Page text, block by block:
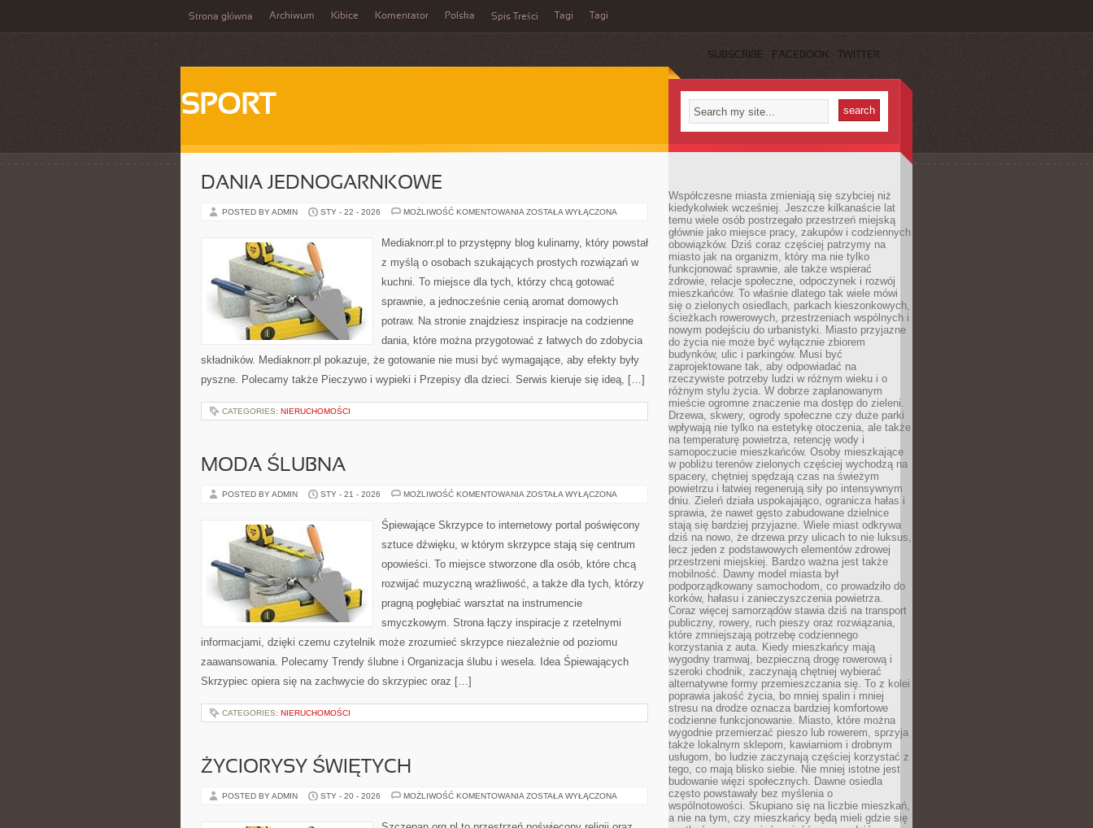
Strona główna Archiwum Kibice Komentator Polska Spis Treści Tagi Tagi
SUBSCRIBE FACEBOOK TWITTER
SPORT
DANIA JEDNOGARNKOWE
POSTED BY ADMIN STY - 22 - 2026 MOŻLIWOŚĆ KOMENTOWANIA DANIA
ZOSTAŁA WYŁĄCZONA
Mediaknorr.pl to przystępny blog kulinarny, który powstał
z myślą o osobach szukających prostych rozwiązań w
kuchni. To miejsce dla tych, którzy chcą gotować
sprawnie, a jednocześnie cenią aromat domowych
potraw. Na stronie znajdziesz inspiracje na codzienne
dania, które można przygotować z łatwych do zdobycia
składników. Mediaknorr.pl pokazuje, że gotowanie nie musi być wymagające, aby efekty były
pyszne. Polecamy także Pieczywo i wypieki i Przepisy dla dzieci. Serwis kieruje się ideą, […]
CATEGORIES: NIERUCHOMOŚCI
MODA ŚLUBNA
POSTED BY ADMIN STY - 21 - 2026 MOŻLIWOŚĆ KOMENTOWANIA MODA
ZOSTAŁA WYŁĄCZONA
Śpiewające Skrzypce to internetowy portal poświęcony
sztuce dźwięku, w którym skrzypce stają się centrum
opowieści. To miejsce stworzone dla osób, które chcą
rozwijać muzyczną wrażliwość, a także dla tych, którzy
pragną pogłębiać warsztat na instrumencie
smyczkowym. Strona łączy inspiracje z rzetelnymi
informacjami, dzięki czemu czytelnik może zrozumieć skrzypce niezależnie od poziomu
zaawansowania. Polecamy Trendy ślubne i Organizacja ślubu i wesela. Idea Śpiewających
Skrzypiec opiera się na zachwycie do skrzypiec oraz […]
CATEGORIES: NIERUCHOMOŚCI
ŻYCIORYSY ŚWIĘTYCH
POSTED BY ADMIN STY - 20 - 2026 MOŻLIWOŚĆ KOMENTOWANIA ŻYCIORYSY
ZOSTAŁA WYŁĄCZONA
Współczesne miasta zmieniają się szybciej niż
kiedykolwiek wcześniej. Jeszcze kilkanaście lat
temu wiele osób postrzegało przestrzeń miejską
głównie jako miejsce pracy, zakupów i codziennych
obowiązków. Dziś coraz częściej patrzymy na
miasto jak na organizm, który ma nie tylko
funkcjonować sprawnie, ale także wspierać
zdrowie, relacje społeczne, odpoczynek i rozwój
mieszkańców. To właśnie dlatego tak wiele mówi
się o zielonych osiedlach, parkach kieszonkowych,
ścieżkach rowerowych, przestrzeniach wspólnych i
nowym podejściu do urbanistyki. Miasto przyjazne
do życia nie może być wyłącznie zbiorem
budynków, ulic i parkingów. Musi być
zaprojektowane tak, aby odpowiadać na
rzeczywiste potrzeby ludzi w różnym wieku i o
różnym stylu życia. W dobrze zaplanowanym
mieście ogromne znaczenie ma dostęp do zieleni.
Drzewa, skwery, ogrody społeczne czy duże parki
wpływają nie tylko na estetykę otoczenia, ale także
na temperaturę powietrza, retencję wody i
samopoczucie mieszkańców. Osoby mieszkające
w pobliżu terenów zielonych częściej wychodzą na
spacery, chętniej spędzają czas na świeżym
powietrzu i łatwiej regenerują siły po intensywnym
dniu. Zieleń działa uspokajająco, ogranicza hałas i
sprawia, że nawet gęsto zabudowane dzielnice
stają się bardziej przyjazne. Wiele miast odkrywa
dziś na nowo, że drzewa przy ulicach to nie luksus,
lecz jeden z podstawowych elementów zdrowej
przestrzeni miejskiej. Bardzo ważna jest także
mobilność. Dawny model miasta był
podporządkowany samochodom, co prowadziło do
korków, hałasu i zanieczyszczenia powietrza.
Coraz więcej samorządów stawia dziś na transport
publiczny, rowery, ruch pieszy oraz rozwiązania,
które zmniejszają potrzebę codziennego
korzystania z auta. Kiedy mieszkańcy mają
wygodny tramwaj, bezpieczną drogę rowerową i
szeroki chodnik, zaczynają chętniej wybierać
alternatywne formy przemieszczania się. To z kolei
poprawia jakość życia, bo mniej spalin i mniej
stresu na drodze oznacza bardziej komfortowe
codzienne funkcjonowanie. Miasto, które można
wygodnie przemierzać pieszo lub rowerem, sprzyja
także lokalnym sklepom, kawiarniom i drobnym
usługom, bo ludzie zaczynają częściej korzystać z
tego, co mają blisko siebie. Nie mniej istotne jest
budowanie więzi społecznych. Dawne osiedla
często powstawały bez myślenia o
wspólnotowości. Skupiano się na liczbie mieszkań,
a nie na tym, czy mieszkańcy będą mieli gdzie się